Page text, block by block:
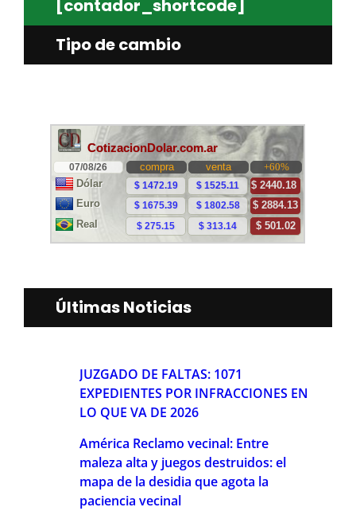
[contador_shortcode]
Tipo de cambio
Últimas Noticias
JUZGADO DE FALTAS: 1071
EXPEDIENTES POR INFRACCIONES EN
LO QUE VA DE 2026
América Reclamo vecinal: Entre
maleza alta y juegos destruidos: el
mapa de la desidia que agota la
paciencia vecinal